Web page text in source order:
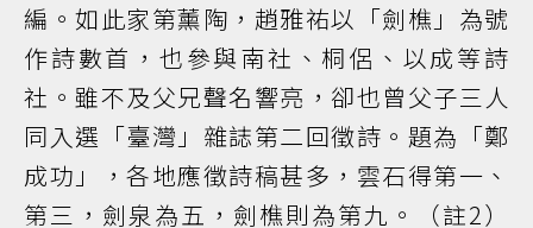
編。如此家第薰陶，趙雅祐以「劍樵」為號
作詩數首，也參與南社、桐侶、以成等詩
社。雖不及父兄聲名響亮，卻也曾父子三人
同入選「臺灣」雜誌第二回徵詩。題為「鄭
成功」，各地應徵詩稿甚多，雲石得第一、
第三，劍泉為五，劍樵則為第九。（註2）